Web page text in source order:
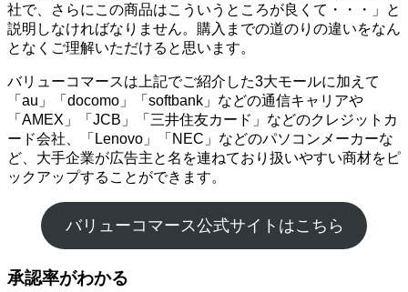
社で、さらにこの商品はこういうところが良くて・・・」と
説明しなければなりません。購入までの道のりの違いをなん
となくご理解いただけると思います。
バリューコマースは上記でご紹介した3大モールに加えて
「au」「docomo」「softbank」などの通信キャリアや
「AMEX」「JCB」「三井住友カード」などのクレジットカ
ード会社、「Lenovo」「NEC」などのパソコンメーカーな
ど、大手企業が広告主と名を連ねており扱いやすい商材をピ
ックアップすることができます。
バリューコマース公式サイトはこちら
承認率がわかる